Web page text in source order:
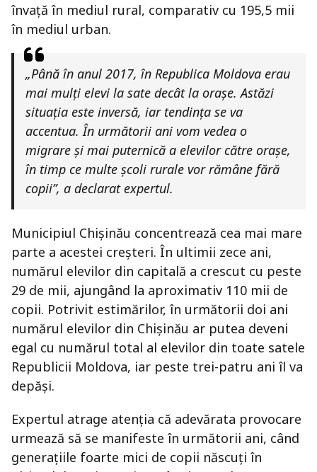
învață în mediul rural, comparativ cu 195,5 mii
în mediul urban.
„Până în anul 2017, în Republica Moldova erau
mai mulți elevi la sate decât la orașe. Astăzi
situația este inversă, iar tendința se va
accentua. În următorii ani vom vedea o
migrare și mai puternică a elevilor către orașe,
în timp ce multe școli rurale vor rămâne fără
copii”, a declarat expertul.
Municipiul Chișinău concentrează cea mai mare
parte a acestei creșteri. În ultimii zece ani,
numărul elevilor din capitală a crescut cu peste
29 de mii, ajungând la aproximativ 110 mii de
copii. Potrivit estimărilor, în următorii doi ani
numărul elevilor din Chișinău ar putea deveni
egal cu numărul total al elevilor din toate satele
Republicii Moldova, iar peste trei-patru ani îl va
depăși.
Expertul atrage atenția că adevărata provocare
urmează să se manifeste în următorii ani, când
generațiile foarte mici de copii născuți în